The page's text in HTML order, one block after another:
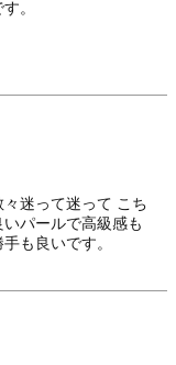
。
迷って迷って こち
パールで高級感も
も良いです。